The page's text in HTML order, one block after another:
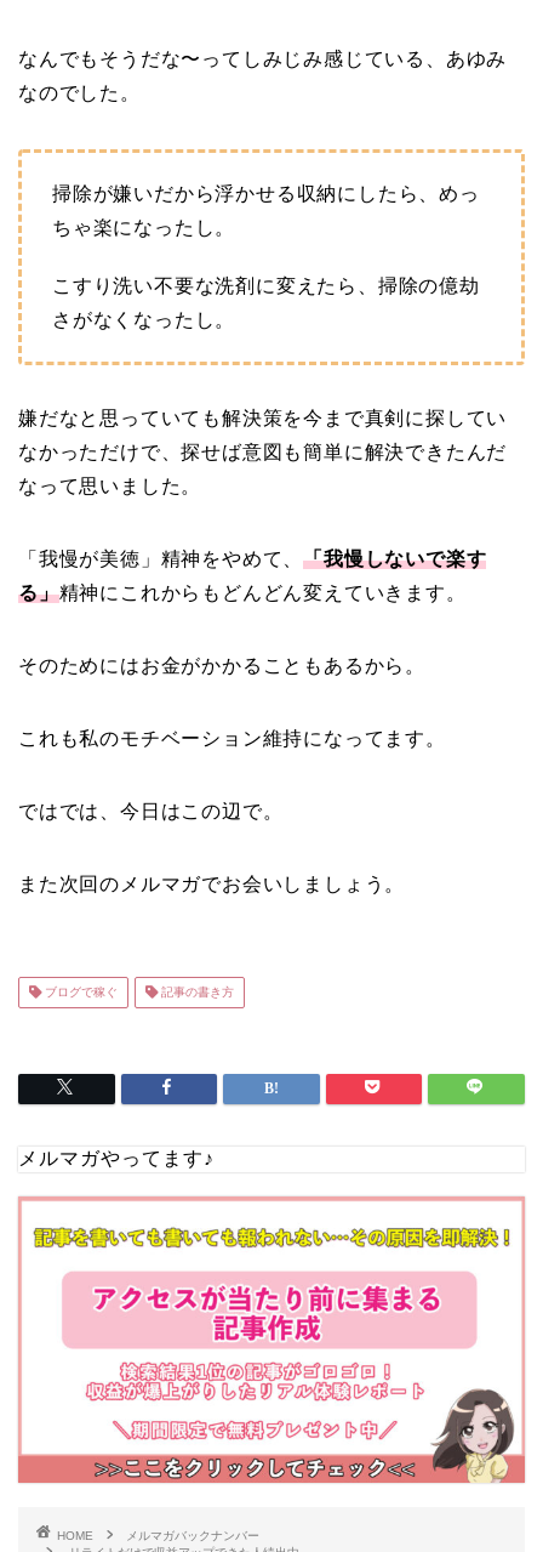
なんでもそうだな〜ってしみじみ感じている、あゆみ
なのでした。
掃除が嫌いだから浮かせる収納にしたら、めっ
ちゃ楽になったし。
こすり洗い不要な洗剤に変えたら、掃除の億劫
さがなくなったし。
嫌だなと思っていても解決策を今まで真剣に探してい
なかっただけで、探せば意図も簡単に解決できたんだ
なって思いました。
「我慢が美徳」精神をやめて、「我慢しないで楽す
る」精神にこれからもどんどん変えていきます。
そのためにはお金がかかることもあるから。
これも私のモチベーション維持になってます。
ではでは、今日はこの辺で。
また次回のメルマガでお会いしましょう。
ブログで稼ぐ 記事の書き方
メルマガやってます♪
HOME
メルマガバックナンバー